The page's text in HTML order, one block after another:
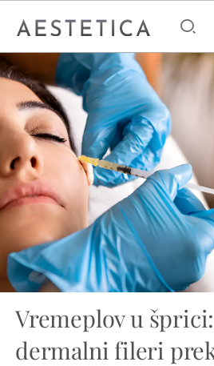
Vremeplov u
dermalni fileri